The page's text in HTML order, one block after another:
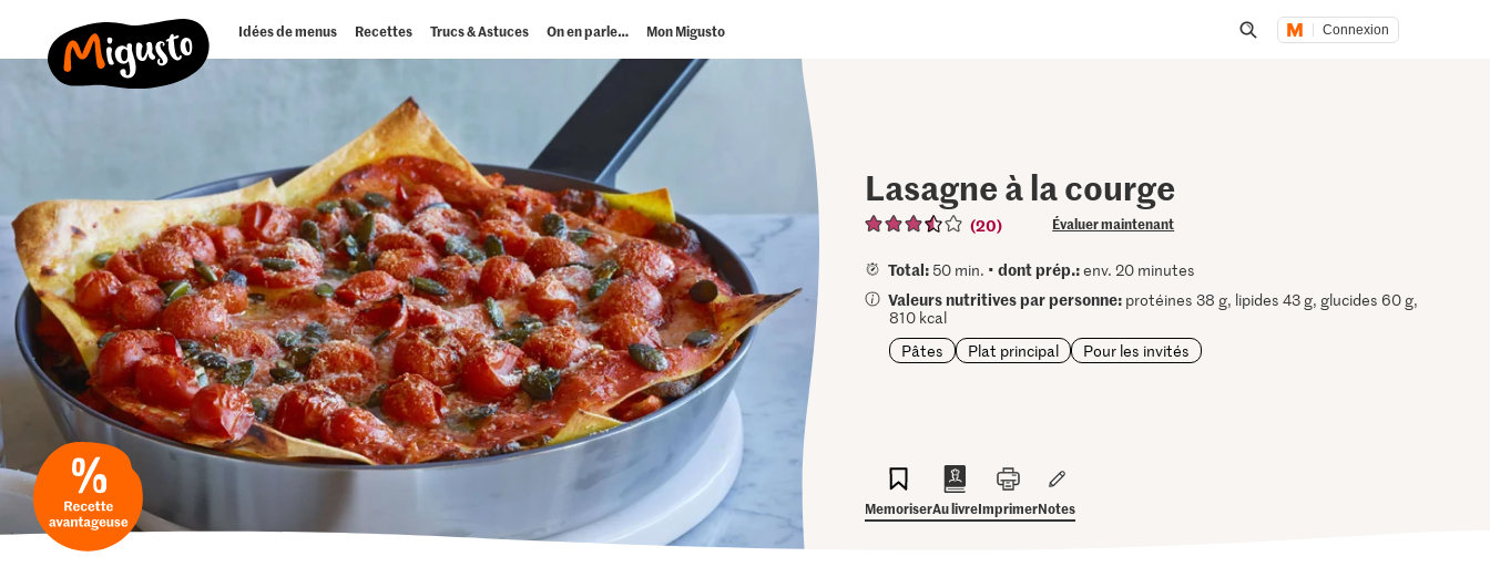
Idées de menus Recettes Trucs & Astuces On en parle… Mon Migusto Connexion
Lasagne à la courge
(20) Évaluer maintenant
Total: 50 min. •dont prép.:env. 20 minutes
Valeurs nutritives par personne: protéines 38 g, lipides 43 g, glucides 60 g,
810 kcal
Pâtes
Plat principal Pour les invités
MemoriserAu livreImprimerNotes